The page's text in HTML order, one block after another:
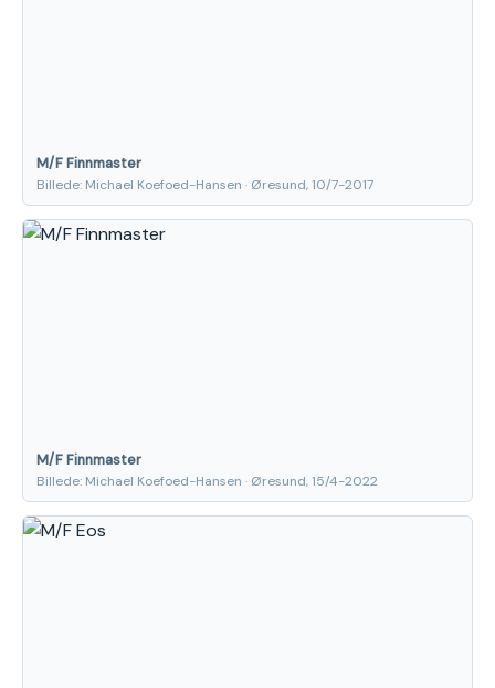
M/F Finnmaster
Billede: Michael Koefoed-Hansen · Øresund, 10/7-2017
M/F Finnmaster
Billede: Michael Koefoed-Hansen · Øresund, 15/4-2022